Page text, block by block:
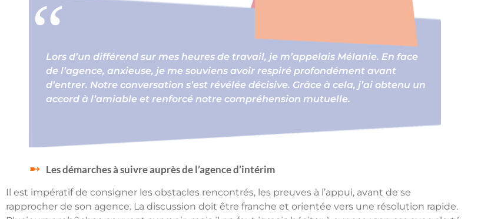
Lors d’un différend sur mes heures de travail, je m’appelais Mélanie. En face
de l’agence, anxieuse, je me souviens avoir respiré profondément avant
d’entrer. Notre conversation s’est révélée décisive. Grâce à cela, j’ai obtenu un
accord à l’amiable et renforcé notre compréhension mutuelle.
Les démarches à suivre auprès de l’agence d’intérim
Il est impératif de consigner les obstacles rencontrés, les preuves à l’appui, avant de se
rapprocher de son agence. La discussion doit être franche et orientée vers une résolution rapide.